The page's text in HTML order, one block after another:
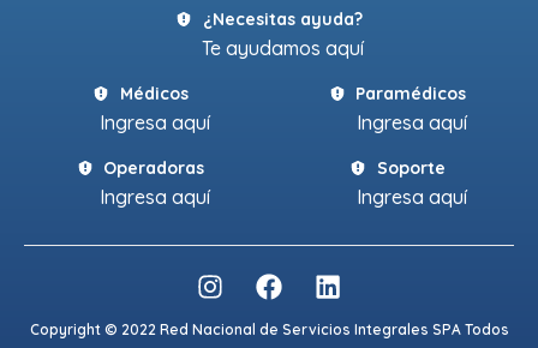
¿Necesitas ayuda?
Te ayudamos aquí
Médicos
Ingresa aquí
Paramédicos
Ingresa aquí
Operadoras
Ingresa aquí
Soporte
Ingresa aquí
Copyright © 2022 Red Nacional de Servicios Integrales SPA Todos